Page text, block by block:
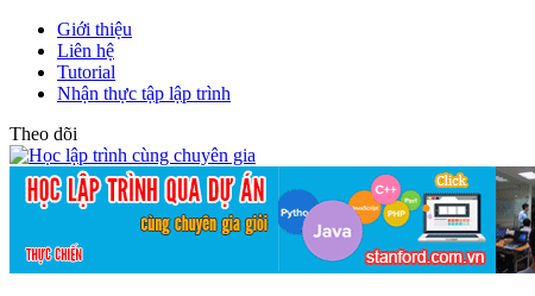
Giới thiệu
Liên hệ
Tutorial
Nhận thực tập lập trình
Theo dõi